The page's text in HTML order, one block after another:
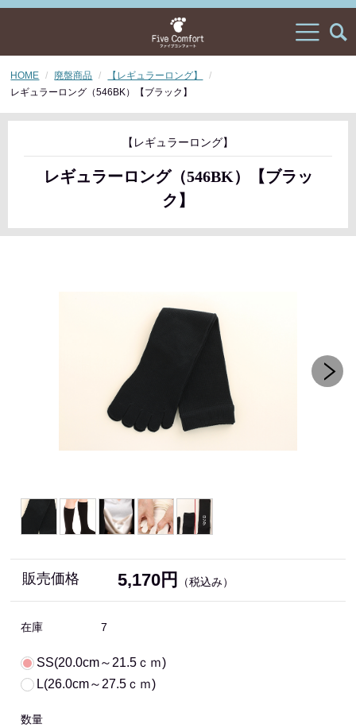
HOME 廃盤商品
【レギュラーロング】
レギュラーロング（546BK）【ブラック】
【レギュラーロング】
レギュラーロング（546BK）【ブラッ
ク】
販売価格 5,170円 （税込み）
在庫 7
SS(20.0cm～21.5ｃｍ)
L(26.0cm～27.5ｃｍ)
数量